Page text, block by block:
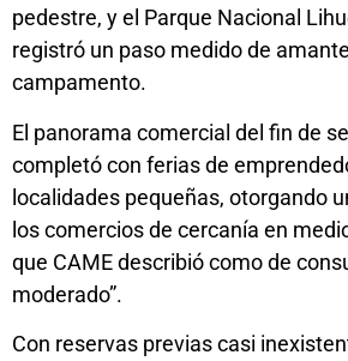
pedestre, y el Parque Nacional
registró un paso medido de
campamento.
El panorama comercial del fin de
completó con ferias de
localidades pequeñas, otorgando
los comercios de cercanía en
que CAME describió como de
moderado”.
Con reservas previas casi